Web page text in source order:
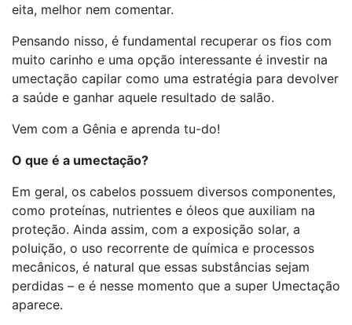
eita, melhor nem comentar.
Pensando nisso, é fundamental recuperar os fios com
muito carinho e uma opção interessante é investir na
umectação capilar como uma estratégia para devolver
a saúde e ganhar aquele resultado de salão.
Vem com a Gênia e aprenda tu-do!
O que é a umectação?
Em geral, os cabelos possuem diversos componentes,
como proteínas, nutrientes e óleos que auxiliam na
proteção. Ainda assim, com a exposição solar, a
poluição, o uso recorrente de química e processos
mecânicos, é natural que essas substâncias sejam
perdidas – e é nesse momento que a super Umectação
aparece.